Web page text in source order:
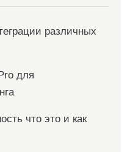
различных
для
что это и как